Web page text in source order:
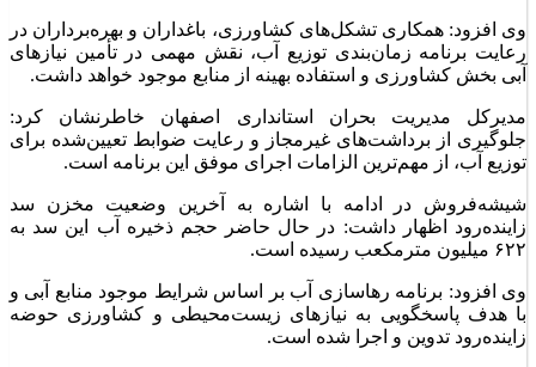
وی افزود: همکاری تشکل‌های کشاورزی، باغداران و بهره‌برداران در
رعایت برنامه زمان‌بندی توزیع آب، نقش مهمی در تأمین نیاز‌های
آبی بخش کشاورزی و استفاده بهینه از منابع موجود خواهد داشت.
مدیرکل مدیریت بحران استانداری اصفهان خاطرنشان کرد:
جلوگیری از برداشت‌های غیرمجاز و رعایت ضوابط تعیین‌شده برای
توزیع آب، از مهم‌ترین الزامات اجرای موفق این برنامه است.
شیشه‌فروش در ادامه با اشاره به آخرین وضعیت مخزن سد
زاینده‌رود اظهار داشت: در حال حاضر حجم ذخیره آب این سد به
۶۲۲ میلیون مترمکعب رسیده است.
وی افزود: برنامه رهاسازی آب بر اساس شرایط موجود منابع آبی و
با هدف پاسخگویی به نیاز‌های زیست‌محیطی و کشاورزی حوضه
زاینده‌رود تدوین و اجرا شده است.